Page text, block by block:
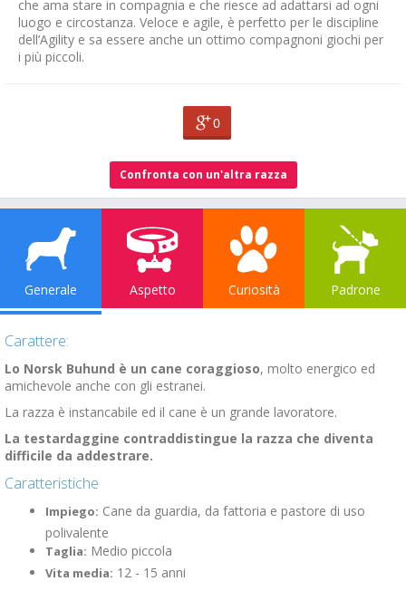
che ama stare in compagnia e che riesce ad adattarsi ad ogni
luogo e circostanza. Veloce e agile, è perfetto per le discipline
dell’Agility e sa essere anche un ottimo compagnoni giochi per
i più piccoli.
0
Confronta con un'altra razza
Generale Aspetto Curiosità Padrone
Carattere:
Lo Norsk Buhund è un cane coraggioso, molto energico ed
amichevole anche con gli estranei.
La razza è instancabile ed il cane è un grande lavoratore.
La testardaggine contraddistingue la razza che diventa
difficile da addestrare.
Caratteristiche
Impiego: Cane da guardia, da fattoria e pastore di uso
polivalente
Taglia: Medio piccola
Vita media: 12 - 15 anni